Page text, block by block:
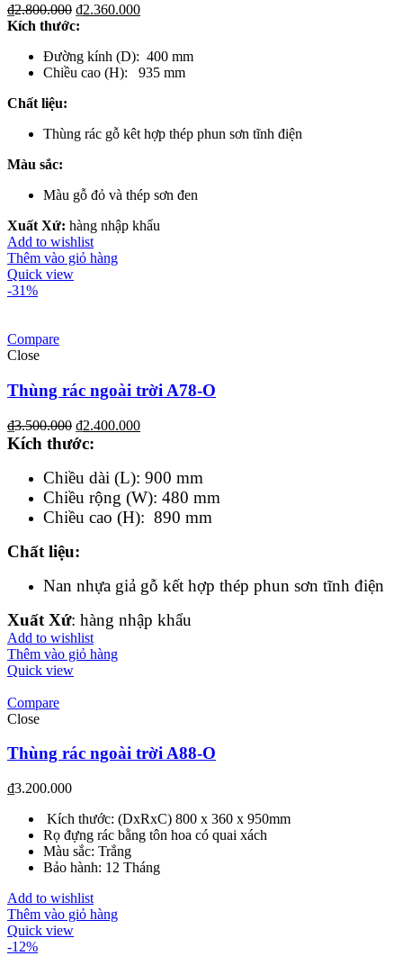
₫2.800.000 ₫2.360.000
Kích thước:
Đường kính (D): 400 mm
Chiều cao (H): 935 mm
Chất liệu:
Thùng rác gỗ kêt hợp thép phun sơn tĩnh điện
Màu sắc:
Màu gỗ đỏ và thép sơn đen
Xuất Xứ: hàng nhập khẩu
Add to wishlist
Thêm vào giỏ hàng
Quick view
-31%
Compare
Close
Thùng rác ngoài trời A78-O
₫3.500.000 ₫2.400.000
Kích thước:
Chiều dài (L): 900 mm
Chiều rộng (W): 480 mm
Chiều cao (H): 890 mm
Chất liệu:
Nan nhựa giả gỗ kết hợp thép phun sơn tĩnh điện
Xuất Xứ: hàng nhập khẩu
Add to wishlist
Thêm vào giỏ hàng
Quick view
Compare
Close
Thùng rác ngoài trời A88-O
₫3.200.000
Kích thước: (DxRxC) 800 x 360 x 950mm
Rọ đựng rác bằng tôn hoa có quai xách
Màu sắc: Trắng
Bảo hành: 12 Tháng
Add to wishlist
Thêm vào giỏ hàng
Quick view
-12%